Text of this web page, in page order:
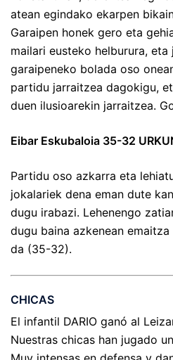
atean egindako ekarpen
Garaipen honek gero eta
mailari eusteko helburura,
garaipeneko bolada oso
partidu jarraitzea dagokigu,
duen ilusioarekin jarraitzea.
Eibar Eskubaloia 35-32
Partidu oso azkarra eta
jokalariek dena eman dute
dugu irabazi. Lehenengo
dugu baina azkenean
da (35-32).
CHICAS
El infantil DARIO ganó al
Nuestras chicas han jugado